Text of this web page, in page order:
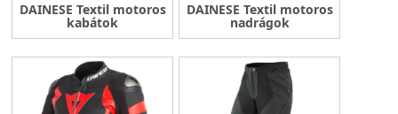
DAINESE Textil motoros
kabátok
DAINESE Textil motoros
nadrágok